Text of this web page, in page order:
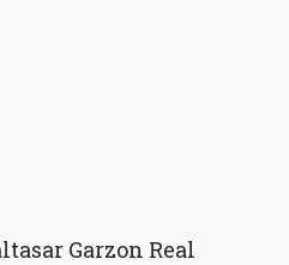
Garzon Real